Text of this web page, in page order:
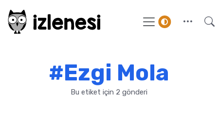
#Ezgi Mola
Bu etiket için 2 gönderi